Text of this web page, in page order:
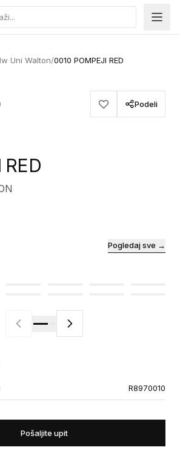
Uni Walton/0010 POMPEJI RED
Podeli
Pogledaj sve →
R8970010
Pošaljite upit